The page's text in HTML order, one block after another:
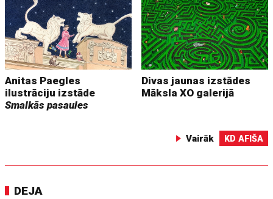
Anitas Paegles
ilustrāciju izstāde
Smalkās pasaules
Divas jaunas izstādes
Māksla XO galerijā
Vairāk KD AFIŠA
DEJA